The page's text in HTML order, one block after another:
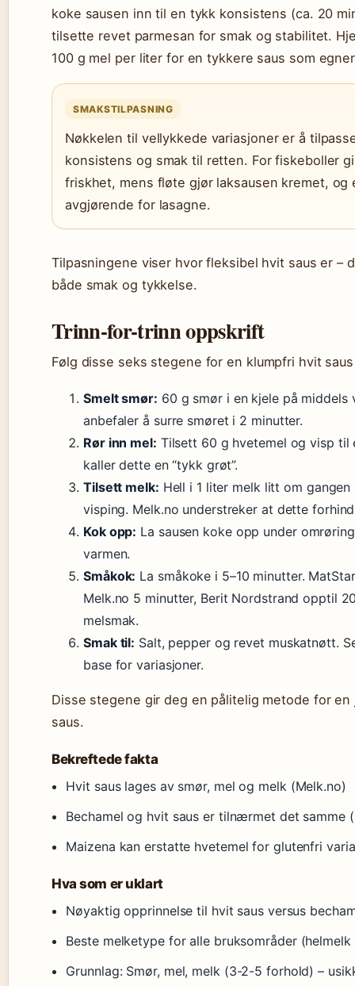
koke sausen inn til en tykk konsistens (ca. 20
tilsette revet parmesan for smak og stabilitet.
100 g mel per liter for en tykkere saus som
SMAKSTILPASNING
Nøkkelen til vellykkede variasjoner er å
konsistens og smak til retten. For fiskeboller
friskhet, mens fløte gjør laksausen kremet, og
avgjørende for lasagne.
Tilpasningene viser hvor fleksibel hvit saus er –
både smak og tykkelse.
Trinn-for-trinn oppskrift
Følg disse seks stegene for en klumpfri hvit
Smelt smør: 60 g smør i en kjele på middels
anbefaler å surre smøret i 2 minutter.
Rør inn mel: Tilsett 60 g hvetemel og visp til
kaller dette en “tykk grøt”.
Tilsett melk: Hell i 1 liter melk litt om
visping. Melk.no understreker at dette
Kok opp: La sausen koke opp under
varmen.
Småkok: La småkoke i 5–10 minutter.
Melk.no 5 minutter, Berit Nordstrand opptil
melsmak.
Smak til: Salt, pepper og revet muskatnøtt.
base for variasjoner.
Disse stegene gir deg en pålitelig metode for
saus.
Bekreftede fakta
Hvit saus lages av smør, mel og melk (Melk.no)
Bechamel og hvit saus er tilnærmet det samme
Maizena kan erstatte hvetemel for glutenfri
Hva som er uklart
Nøyaktig opprinnelse til hvit saus versus
Beste melketype for alle bruksområder
Grunnlag: Smør, mel, melk (3-2-5 forhold) –